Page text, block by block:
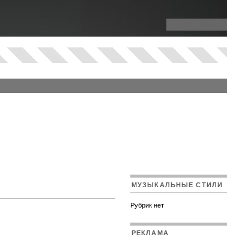
МУЗЫКАЛЬНЫЕ СТИЛИ
Рубрик нет
РЕКЛАМА